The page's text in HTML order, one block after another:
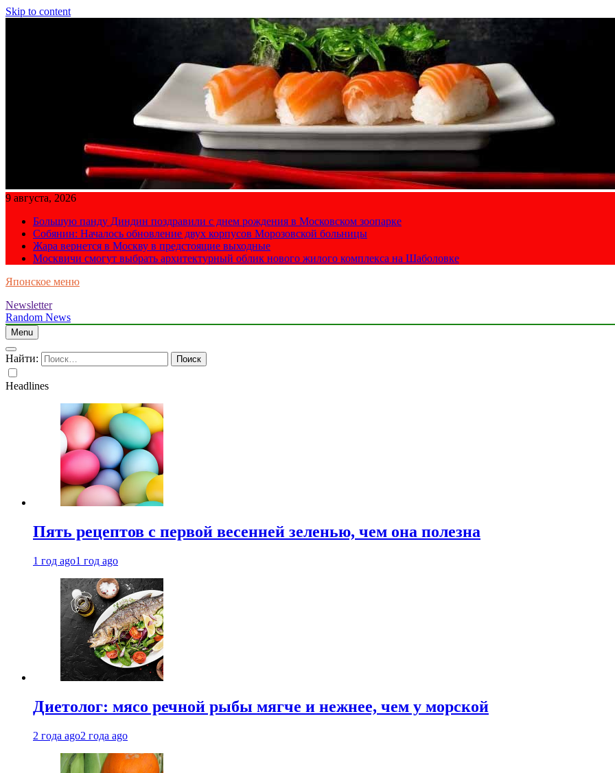
Skip to content
9 августа, 2026
Большую панду Диндин поздравили с днем рождения в Московском зоопарке
Собянин: Началось обновление двух корпусов Морозовской больницы
Жара вернется в Москву в предстоящие выходные
Москвичи смогут выбрать архитектурный облик нового жилого комплекса на Шаболовке
Японское меню
Newsletter
Random News
Menu
Найти:
Headlines
Пять рецептов с первой весенней зеленью, чем она полезна
1 год ago1 год ago
Диетолог: мясо речной рыбы мягче и нежнее, чем у морской
2 года ago2 года ago